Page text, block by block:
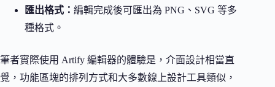
匯出格式： 編輯完成後可匯出為 PNG、SVG 等多
種格式。
筆者實際使用 Artify 編輯器的體驗是，介面設計相當直
覺，功能區塊的排列方式和大多數線上設計工具類似，